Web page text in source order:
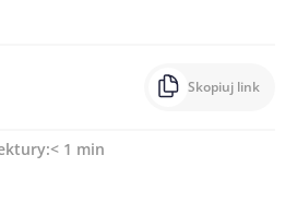
Skopiuj link
< 1 min